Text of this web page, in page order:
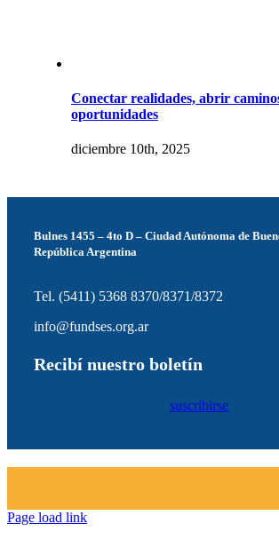
Conectar realidades, abrir
oportunidades
diciembre 10th, 2025
Bulnes 1455 – 4to D – Ciudad Autónoma de
República Argentina
Tel. (5411) 5368 8370/8371/8372
info@fundses.org.ar
Recibí nuestro boletín
suscribirse
Page load link